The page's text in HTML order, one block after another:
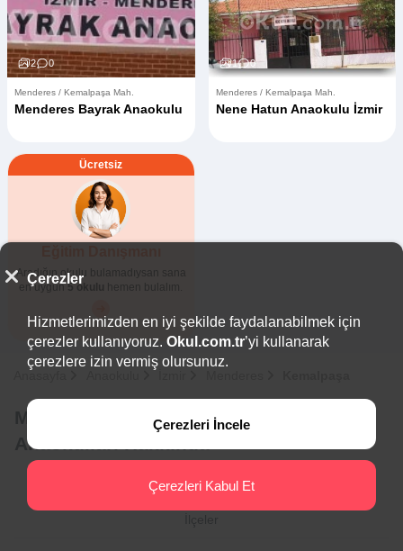
2 0
Menderes / Kemalpaşa Mah.
Menderes Bayrak Anaokulu
1 0
Menderes / Kemalpaşa Mah.
Nene Hatun Anaokulu İzmir
Ücretsiz
Aradığın okulu bulamadıysan sana
en uygun5 okulu hemen bulalım.
Menderes - Kemalpaşa Devlet
Anaokulları Hakkında
Çerezler
Hizmetlerimizden en iyi şekilde faydalanabilmek için
çerezler kullanıyoruz. Okul.com.tr’yi kullanarak
çerezlere izin vermiş olursunuz.
Çerezleri İncele
Çerezleri Kabul Et